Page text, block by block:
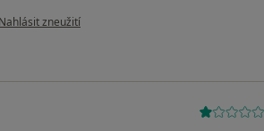
podle názoru uživatele Váš účet byl odstraněn
Nahlásit zneužití